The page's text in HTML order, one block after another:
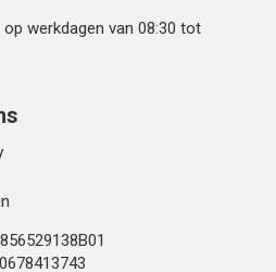
werkdagen van 08:30 tot